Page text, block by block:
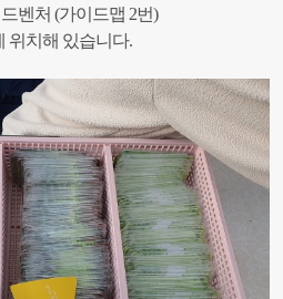
벤처 (가이드맵 2번)
위치해 있습니다.